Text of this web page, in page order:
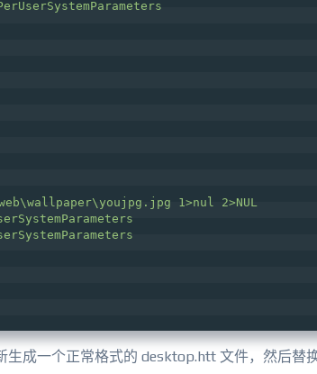
1>nul 2>NUL
成一个正常格式的 desktop.htt 文件，然后替